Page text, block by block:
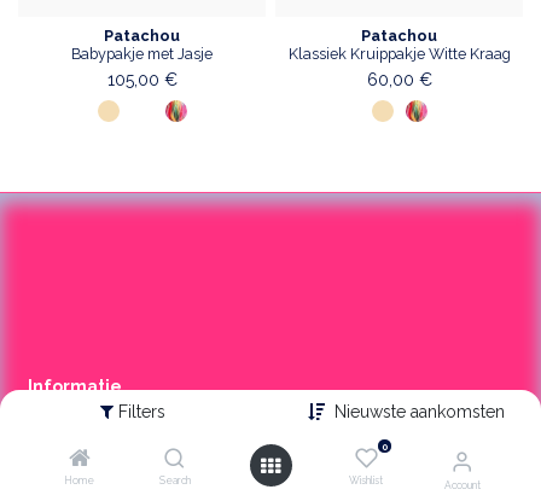
Filters Nieuwste aankomsten
Home Search
0
Wishlist Account
Patachou
Babypakje met Jasje
105,00 €
Patachou
Klassiek Kruippakje Witte Kraag
60,00 €
Informa​tie
Contact